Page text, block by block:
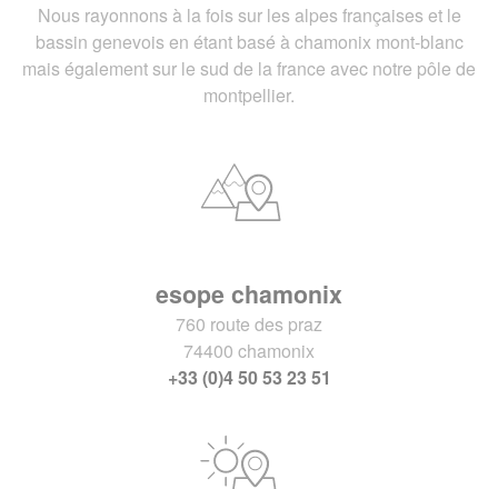
Nous rayonnons à la fois sur les alpes françaises et le
bassin genevois en étant basé à chamonix mont-blanc
mais également sur le sud de la france avec notre pôle de
montpellier.
esope chamonix
760 route des praz
74400 chamonix
+33 (0)4 50 53 23 51